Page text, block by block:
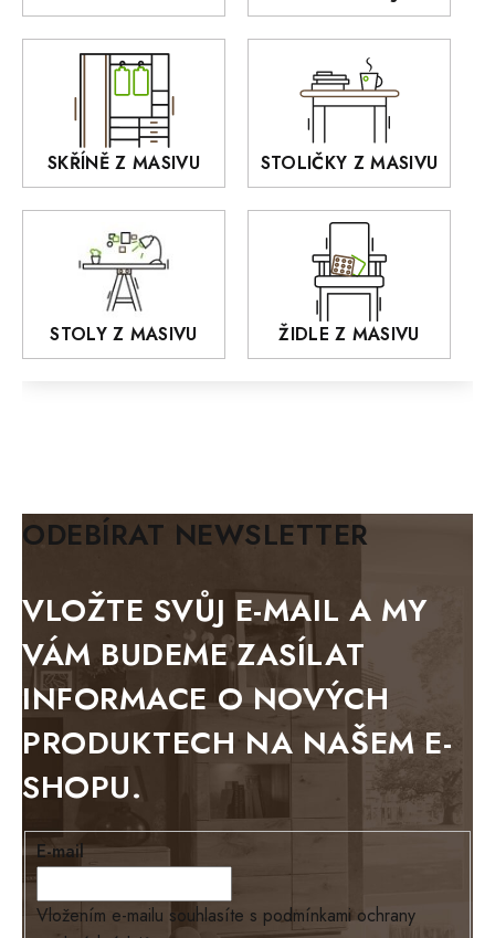
Akce
DEJA
OLD STYLE
KANSAS
RETRO
MONET
OSLO
MODERN loft
BIANCA
BLACK VELVET
BELLUNO grafite
WESTERN
BERLIN
KOLMAR
TOSKANIA
LOUISIANA
Tello
Loriano
SKŘÍNĚ Z MASIVU STOLIČKY Z MASIVU
STOLY Z MASIVU ŽIDLE Z MASIVU
ODEBÍRAT NEWSLETTER
VLOŽTE SVŮJ E-MAIL A MY
VÁM BUDEME ZASÍLAT
INFORMACE O NOVÝCH
PRODUKTECH NA NAŠEM E-
SHOPU.
E-mail
Vložením e-mailu souhlasíte s podmínkami ochrany